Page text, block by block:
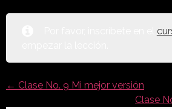
Clase No. 9 Mi mejor versión
Clase